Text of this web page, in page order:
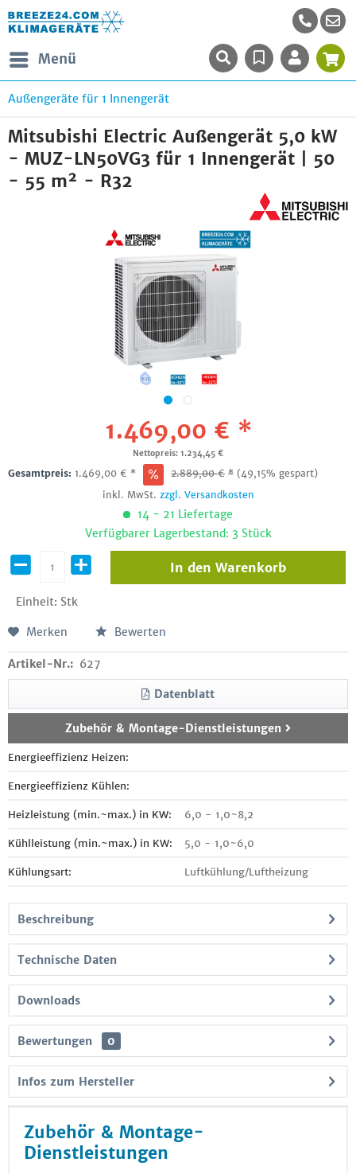
Menü
Außengeräte für 1 Innengerät
Mitsubishi Electric Außengerät 5,0 kW
- MUZ-LN50VG3 für 1 Innengerät | 50
- 55 m² - R32
1.469,00 € *
Nettopreis: 1.234,45 €
Gesamtpreis: 1.469,00 € * 2.889,00€ * (49,15% gespart)
inkl. MwSt. zzgl. Versandkosten
14 - 21 Liefertage
Verfügbarer Lagerbestand: 3 Stück
Einheit: Stk
In den Warenkorb
Merken Bewerten
Artikel-Nr.: 627
Datenblatt
Zubehör & Montage-Dienstleistungen
Energieeffizienz Heizen:
Energieeffizienz Kühlen:
Heizleistung (min.~max.) in KW: 6,0 - 1,0~8,2
Kühlleistung (min.~max.) in KW: 5,0 - 1,0~6,0
Kühlungsart: Luftkühlung/Luftheizung
Beschreibung
Technische Daten
Downloads
Bewertungen 0
Infos zum Hersteller
Zubehör & Montage-
Dienstleistungen